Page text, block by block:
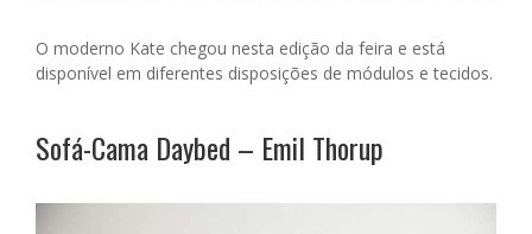
O moderno Kate chegou nesta edição da feira e está
disponível em diferentes disposições de módulos e tecidos.
Sofá-Cama Daybed – Emil Thorup